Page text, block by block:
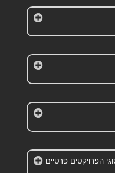
הפרויקטים פרטיים